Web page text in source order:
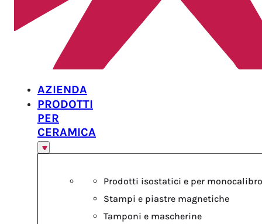
AZIENDA
PRODOTTI
PER
CERAMICA
Prodotti isostatici e per monocalibro
Stampi e piastre magnetiche
Tamponi e mascherine